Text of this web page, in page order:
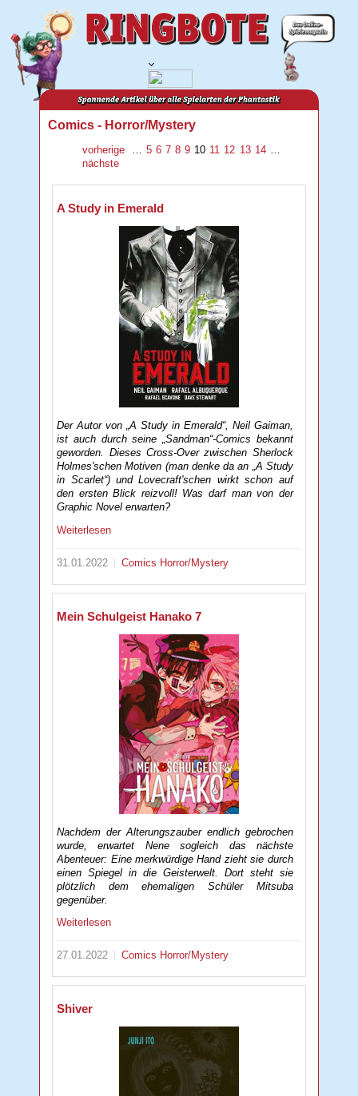
Comics - Horror/Mystery
vorherige … 5 6 7 8 9 10 11 12 13 14 …
nächste
A Study in Emerald
Der Autor von „A Study in Emerald“, Neil Gaiman,
ist auch durch seine „Sandman“-Comics bekannt
geworden. Dieses Cross-Over zwischen Sherlock
Holmes'schen Motiven (man denke da an „A Study
in Scarlet“) und Lovecraft'schen wirkt schon auf
den ersten Blick reizvoll! Was darf man von der
Graphic Novel erwarten?
Weiterlesen
31.01.2022 Comics Horror/Mystery
Mein Schulgeist Hanako 7
Nachdem der Alterungszauber endlich gebrochen
wurde, erwartet Nene sogleich das nächste
Abenteuer: Eine merkwürdige Hand zieht sie durch
einen Spiegel in die Geisterwelt. Dort steht sie
plötzlich dem ehemaligen Schüler Mitsuba
gegenüber.
Weiterlesen
27.01.2022 Comics Horror/Mystery
Shiver